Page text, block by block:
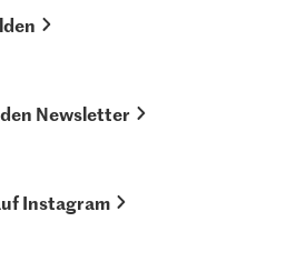
Newsletter
Instagram